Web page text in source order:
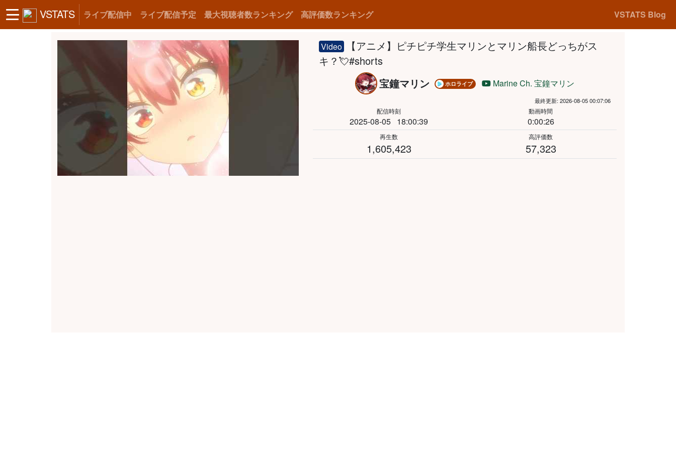
VSTATS ライブ配信中 ライブ配信予定 最大視聴者数ランキング 高評価数ランキング VSTATS Blog
Video
【アニメ】ピチピチ学生マリンとマリン船長どっちがス
キ？💘#shorts
宝鐘マリン
ホロライブ Marine Ch. 宝鐘マリン
最終更新: 2026-08-05 00:07:06
配信時刻
2025-08-05 18:00:39
動画時間
0:00:26
再生数
1,605,423
高評価数
57,323